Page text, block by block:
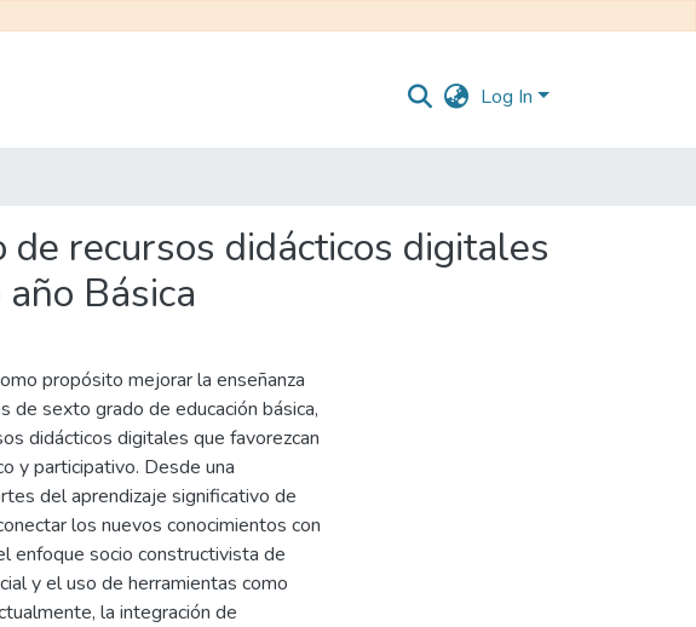
Log In
recursos didácticos digitales
Básica
propósito mejorar la enseñanza
de sexto grado de educación básica,
didácticos digitales que favorezcan
y participativo. Desde una
del aprendizaje significativo de
los nuevos conocimientos con
enfoque socio constructivista de
y el uso de herramientas como
la integración de